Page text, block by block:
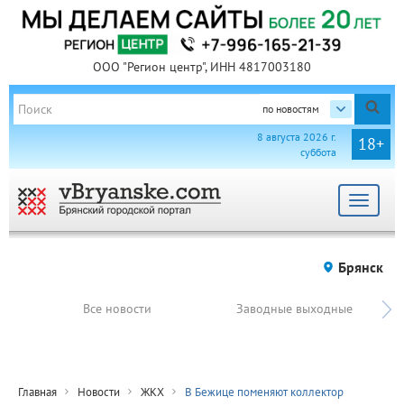
ООО "Регион центр", ИНН 4817003180
по новостям
18+
8 августа 2026 г.
суббота
Toggle
Брянск
Все новости Заводные выходные
Главная Новости ЖКХ В Бежице поменяют коллектор